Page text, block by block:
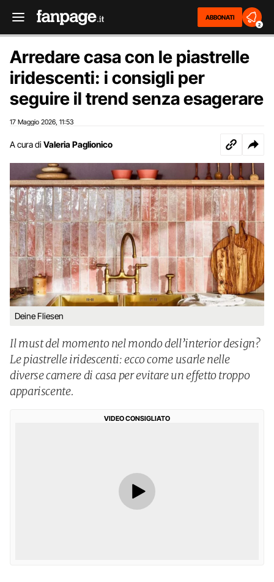
ABBONATI
2
Arredare casa con le piastrelle
iridescenti: i consigli per
seguire il trend senza esagerare
17 Maggio 2026 11:53
A cura di Valeria Paglionico
Deine Fliesen
Il must del momento nel mondo dell’interior design?
Le piastrelle iridescenti: ecco come usarle nelle
diverse camere di casa per evitare un effetto troppo
appariscente.
VIDEO CONSIGLIATO